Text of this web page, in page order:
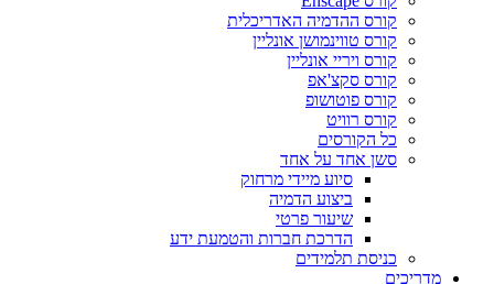
קורס ההדמיה האדריכלית
קורס טווינמושן אונליין
קורס ויריי אונליין
קורס סקצ'אפ
קורס פוטושופ
קורס רוויט
כל הקורסים
סשן אחד על אחד
סיוע מיידי מרחוק
ביצוע הדמיה
שיעור פרטי
הדרכת חברות והטמעת ידע
כניסת תלמידים
מדריכים